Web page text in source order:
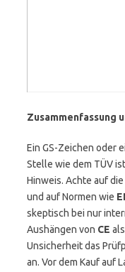
Zusammenfassung
Ein GS-Zeichen oder
Stelle wie dem TÜV
Hinweis. Achte auf
und auf Normen wie
skeptisch bei nur
Aushängen von CE
Unsicherheit das
an. Vor dem Kauf auf